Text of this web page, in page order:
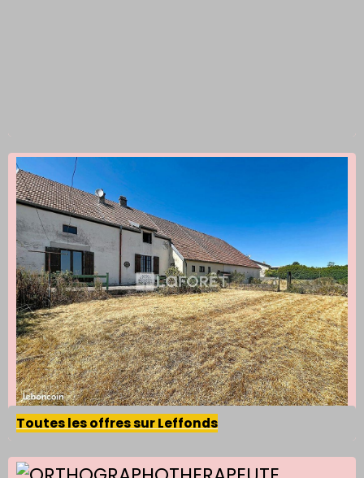
Toutes les offres sur Leffonds